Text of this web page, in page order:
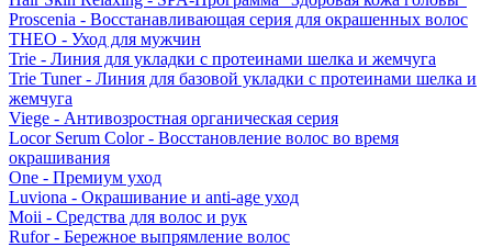
Proscenia - Восстанавливающая серия для окрашенных волос
THEO - Уход для мужчин
Trie - Линия для укладки с протеинами шелка и жемчуга
Trie Tuner - Линия для базовой укладки с протеинами шелка и
жемчуга
Viege - Антивозростная органическая серия
Locor Serum Color - Восстановление волос во время
окрашивания
One - Премиум уход
Luviona - Окрашивание и anti-age уход
Moii - Средства для волос и рук
Rufor - Бережное выпрямление волос